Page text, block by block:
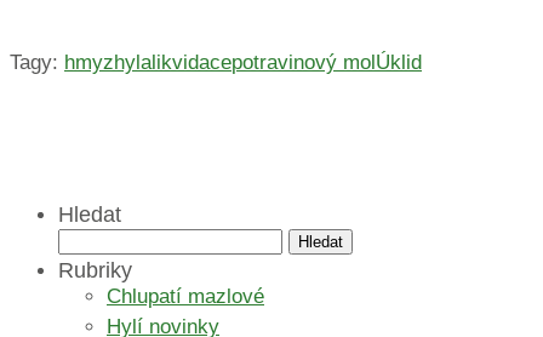
Tagy: hmyzhylalikvidacepotravinový molÚklid
Hledat
Rubriky
Chlupatí mazlové
Hylí novinky